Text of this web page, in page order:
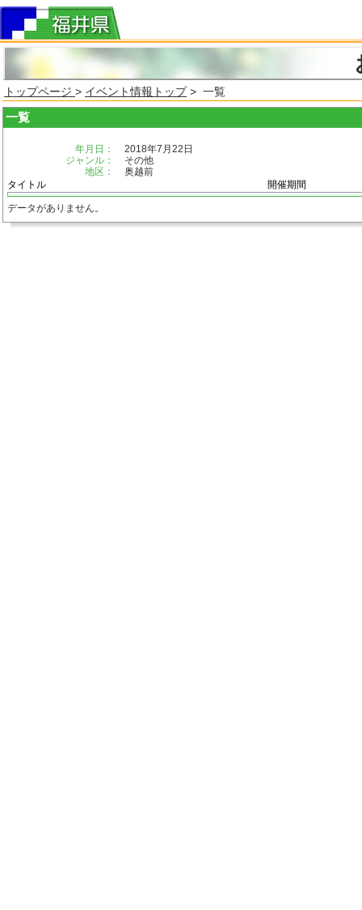
トップページ > イベント情報トップ> 一覧
一覧
年月日：
2018年7月22日
ジャンル：
その他
地区：
奥越前
タイトル
開催期間
データがありません。